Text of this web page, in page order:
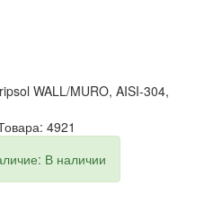
WALL/MURO, AISI-304,
4921
В наличии